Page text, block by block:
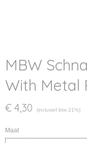
MBW
With Metal
€ 4,30 (inclusief btw 21%)
Maat